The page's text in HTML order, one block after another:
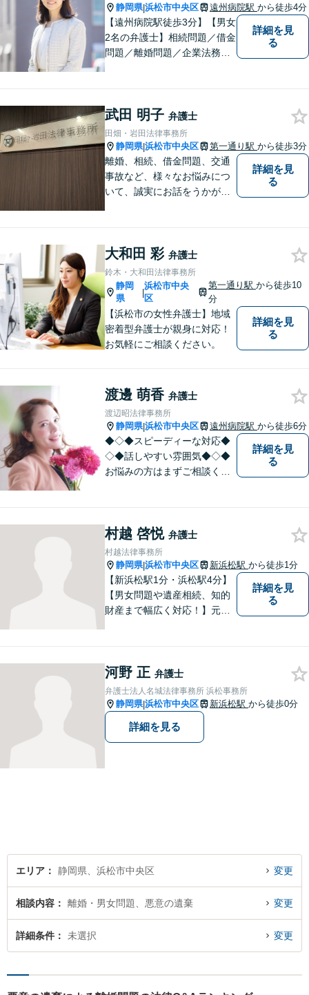
静岡県|浜松市中央区 遠州病院駅 から徒歩4分
【遠州病院駅徒歩3分】【男女
2名の弁護士】相続問題／借金
問題／離婚問題／企業法務な
詳細を見
る
武田 明子 弁護士
田畑・岩田法律事務所
静岡県|浜松市中央区 第一通り駅 から徒歩3分
離婚、相続、借金問題、交通
事故など、様々なお悩みにつ
いて、誠実にお話をうかが
詳細を見
る
大和田 彩 弁護士
鈴木・大和田法律事務所
静岡
県
|
浜松市中央
区
第一通り駅 から徒歩10
分
【浜松市の女性弁護士】地域
密着型弁護士が親身に対応！
お気軽にご相談ください。
詳細を見
る
渡邊 萌香 弁護士
渡辺昭法律事務所
静岡県|浜松市中央区 遠州病院駅 から徒歩6分
◆◇◆スピーディーな対応◆
◇◆話しやすい雰囲気◆◇◆
お悩みの方はまずご相談くだ
詳細を見
る
村越 啓悦 弁護士
村越法律事務所
静岡県|浜松市中央区 新浜松駅 から徒歩1分
【新浜松駅1分・浜松駅4分】
【男女問題や遺産相続、知的
財産まで幅広く対応！】元裁
様との信頼関係を第一に、事
件解決を推敲してまいりま
す。
詳細を見
る
河野 正 弁護士
弁護士法人名城法律事務所 浜松事務所
静岡県|浜松市中央区 新浜松駅 から徒歩0分
詳細を見る
エリア 静岡県、浜松市中央区 変更
相談内容 離婚・男女問題、悪意の遺棄 変更
詳細条件 未選択 変更